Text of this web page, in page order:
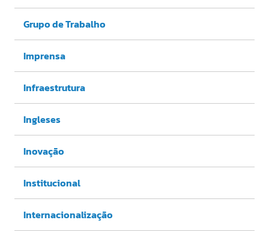
Grupo de Trabalho
Imprensa
Infraestrutura
Ingleses
Inovação
Institucional
Internacionalização